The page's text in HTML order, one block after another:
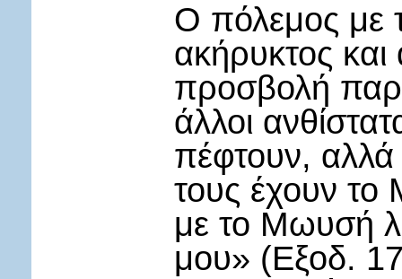
Ο πόλεμος με
ακήρυκτος
προσβολή
άλλοι
πέφτουν,
τους έχουν
με το Μωυσή
μου» (Εξοδ.